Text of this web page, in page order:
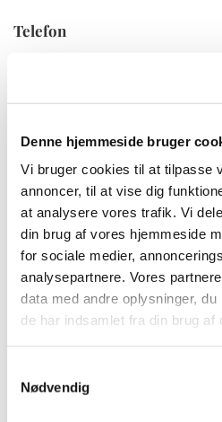
Denne hjemmeside bruger
Vi bruger cookies til at tilpasse
annoncer, til at vise dig
at analysere vores trafik. Vi
din brug af vores hjemmeside
for sociale medier,
analysepartnere. Vores
data med andre oplysninger,
de har indsamlet fra din brug af
Nødvendig
Telefon
E-mail
info@coverletter.dk
Coverletter
din jobansøgning
Coverletter
på markedet
Coverletter består